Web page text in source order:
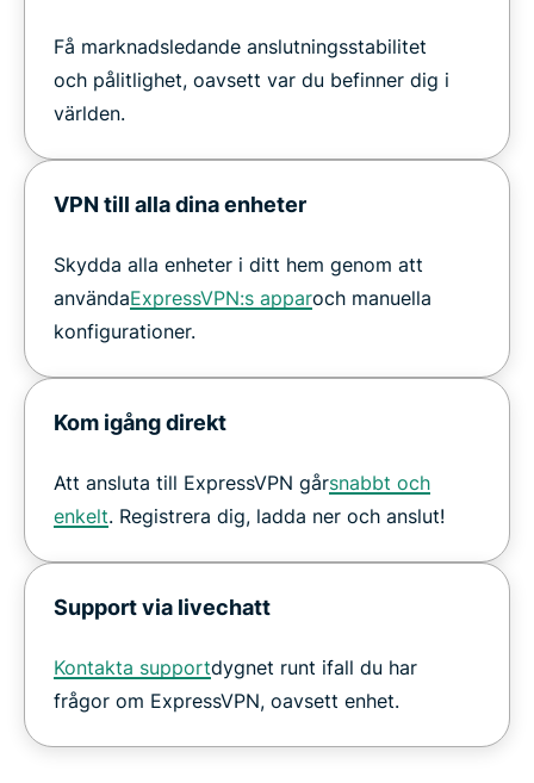
Få marknadsledande anslutningsstabilitet
och pålitlighet, oavsett var du befinner dig i
världen.
VPN till alla dina enheter
Skydda alla enheter i ditt hem genom att
användaExpressVPN:s apparoch manuella
konfigurationer.
Kom igång direkt
Att ansluta till ExpressVPN gårsnabbt och
enkelt. Registrera dig, ladda ner och anslut!
Support via livechatt
Kontakta supportdygnet runt ifall du har
frågor om ExpressVPN, oavsett enhet.